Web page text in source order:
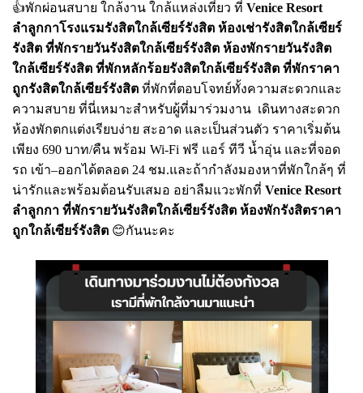
👍พักผ่อนสบาย ใกล้งาน ใกล้แหล่งเที่ยว ที่ Venice Resort
ลำลูกกาโรงแรมรังสิตใกล้เซียร์รังสิต ห้องเช่ารังสิตใกล้เซียร์
รังสิต ที่พักรายวันรังสิตใกล้เซียร์รังสิต ห้องพักรายวันรังสิต
ใกล้เซียร์รังสิต ที่พักหลักร้อยรังสิตใกล้เซียร์รังสิต ที่พักราคา
ถูกรังสิตใกล้เซียร์รังสิต ที่พักที่ตอบโจทย์ทั้งความสะดวกและ
ความสบาย ที่นี่เหมาะสำหรับผู้ที่มาร่วมงาน เดินทางสะดวก
ห้องพักตกแต่งเรียบง่าย สะอาด และเป็นส่วนตัว ราคาเริ่มต้น
เพียง 690 บาท/คืน พร้อม Wi-Fi ฟรี แอร์ ทีวี น้ำอุ่น และที่จอด
รถ เข้า–ออกได้ตลอด 24 ชม.และถ้ากำลังมองหาที่พักใกล้ๆ ที่
น่ารักและพร้อมต้อนรับเสมอ อย่าลืมแวะพักที่ Venice Resort
ลำลูกกา ที่พักรายวันรังสิตใกล้เซียร์รังสิต ห้องพักรังสิตราคา
ถูกใกล้เซียร์รังสิต 😊กันนะคะ